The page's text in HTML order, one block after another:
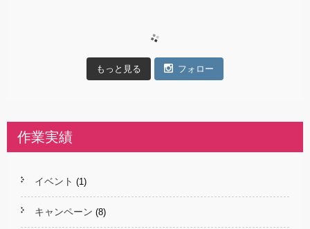
もっと見る フォロー
作業実績
イベント (1)
キャンペーン (8)